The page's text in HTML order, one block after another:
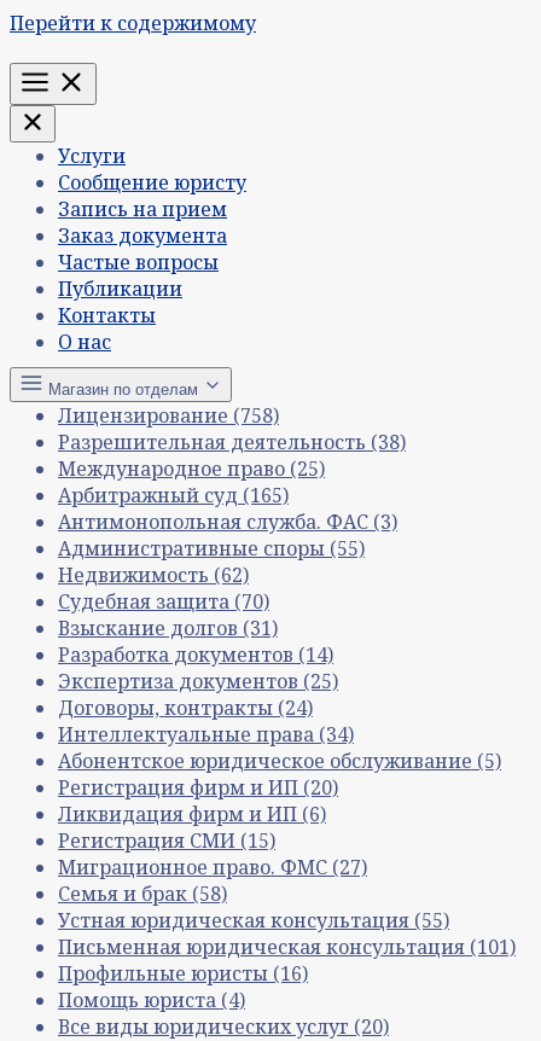
Перейти к содержимому
Меню
Услуги
Сообщение юристу
Запись на прием
Заказ документа
Частые вопросы
Публикации
Контакты
О нас
Магазин по отделам
Лицензирование (758)
Разрешительная деятельность (38)
Международное право (25)
Арбитражный суд (165)
Антимонопольная служба. ФАС (3)
Административные споры (55)
Недвижимость (62)
Судебная защита (70)
Взыскание долгов (31)
Разработка документов (14)
Экспертиза документов (25)
Договоры, контракты (24)
Интеллектуальные права (34)
Абонентское юридическое обслуживание (5)
Регистрация фирм и ИП (20)
Ликвидация фирм и ИП (6)
Регистрация СМИ (15)
Миграционное право. ФМС (27)
Семья и брак (58)
Устная юридическая консультация (55)
Письменная юридическая консультация (101)
Профильные юристы (16)
Помощь юриста (4)
Все виды юридических услуг (20)